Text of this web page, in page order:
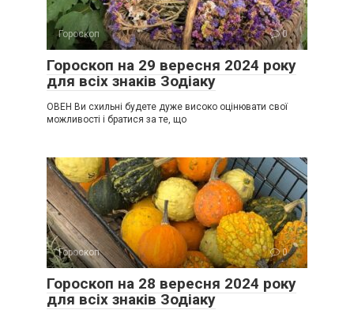
Гороскоп 0
Гороскоп на 29 вересня 2024 року
для всіх знаків Зодіаку
ОВЕН Ви схильні будете дуже високо оцінювати свої
можливості і братися за те, що
Гороскоп 0
Гороскоп на 28 вересня 2024 року
для всіх знаків Зодіаку